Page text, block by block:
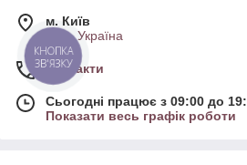
м. Київ
Київ, Україна
Контакти
Сьогодні працює з 09:00 до
Показати весь графік роботи
КНОПКА
ЗВ'ЯЗКУ